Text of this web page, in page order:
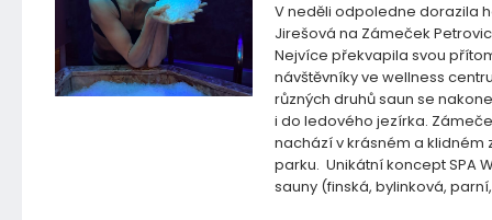
V neděli odpoledne dorazila
Jirešová na Zámeček
Nejvíce překvapila svou
návštěvníky ve wellness
různých druhů saun se
i do ledového jezírka.
nachází v krásném a klidném
parku. Unikátní koncept SPA
sauny (finská, bylinková,